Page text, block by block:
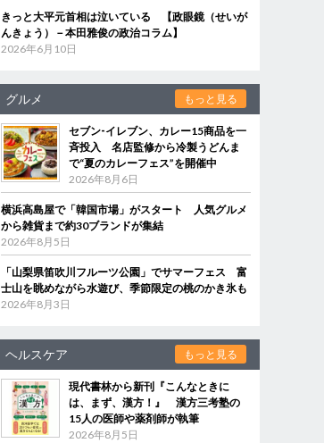
きっと大平元首相は泣いている 【政眼鏡（せいが
んきょう）－本田雅俊の政治コラム】
2026年6月10日
グルメ もっと見る
セブン‐イレブン、カレー15商品を一
斉投入 名店監修から冷製うどんま
で“夏のカレーフェス”を開催中
2026年8月6日
横浜高島屋で「韓国市場」がスタート 人気グルメ
から雑貨まで約30ブランドが集結
2026年8月5日
「山梨県笛吹川フルーツ公園」でサマーフェス 富
士山を眺めながら水遊び、季節限定の桃のかき氷も
2026年8月3日
ヘルスケア もっと見る
現代書林から新刊『こんなときに
は、まず、漢方！』 漢方三考塾の
15人の医師や薬剤師が執筆
2026年8月5日